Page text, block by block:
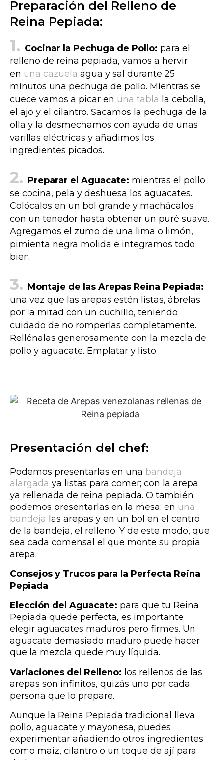
Preparación del Relleno de
Reina Pepiada:
Cocinar la Pechuga de Pollo: para el
relleno de reina pepiada, vamos a hervir
en una cazuela agua y sal durante 25
minutos una pechuga de pollo. Mientras se
cuece vamos a picar en una tabla la cebolla,
el ajo y el cilantro. Sacamos la pechuga de la
olla y la desmechamos con ayuda de unas
varillas eléctricas y añadimos los
ingredientes picados.
Preparar el Aguacate: mientras el pollo
se cocina, pela y deshuesa los aguacates.
Colócalos en un bol grande y machácalos
con un tenedor hasta obtener un puré suave.
Agregamos el zumo de una lima o limón,
pimienta negra molida e integramos todo
bien.
Montaje de las Arepas Reina Pepiada:
una vez que las arepas estén listas, ábrelas
por la mitad con un cuchillo, teniendo
cuidado de no romperlas completamente.
Rellénalas generosamente con la mezcla de
pollo y aguacate. Emplatar y listo.
Presentación del chef:
Podemos presentarlas en una bandeja
alargada ya listas para comer; con la arepa
ya rellenada de reina pepiada. O también
podemos presentarlas en la mesa; en una
bandeja las arepas y en un bol en el centro
de la bandeja, el relleno. Y de este modo, que
sea cada comensal el que monte su propia
arepa.
Consejos y Trucos para la Perfecta Reina
Pepiada
Elección del Aguacate: para que tu Reina
Pepiada quede perfecta, es importante
elegir aguacates maduros pero firmes. Un
aguacate demasiado maduro puede hacer
que la mezcla quede muy líquida.
Variaciones del Relleno: los rellenos de las
arepas son infinitos, quizás uno por cada
persona que lo prepare.
Aunque la Reina Pepiada tradicional lleva
pollo, aguacate y mayonesa, puedes
experimentar añadiendo otros ingredientes
como maíz, cilantro o un toque de ají para